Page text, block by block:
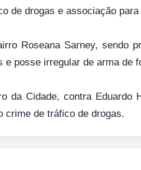
de drogas e associação
Roseana Sarney, sendo
posse irregular de arma de
da Cidade, contra Eduardo
crime de tráfico de drogas.